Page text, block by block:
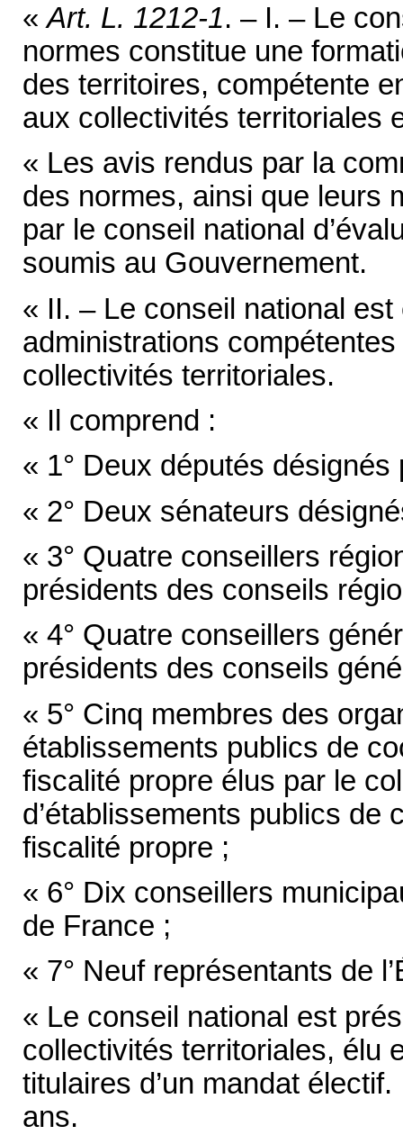
«Art. L. 1212-1. – I. – Le
normes constitue une
des territoires, compétente
aux collectivités territoriales
« Les avis rendus par la
des normes, ainsi que leurs
par le conseil national
soumis au Gouvernement.
« II. – Le conseil national
administrations
collectivités territoriales.
« Il comprend :
« 1° Deux députés désignés
« 2° Deux sénateurs
« 3° Quatre conseillers
présidents des conseils
« 4° Quatre conseillers
présidents des conseils
« 5° Cinq membres des
établissements publics de
fiscalité propre élus par le
d’établissements publics de
fiscalité propre ;
« 6° Dix conseillers
de France ;
« 7° Neuf représentants de
« Le conseil national est
collectivités territoriales, élu
titulaires d’un mandat
ans.